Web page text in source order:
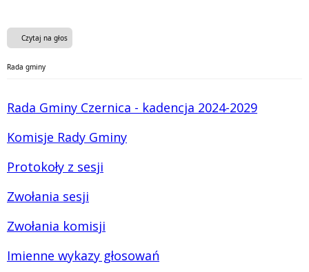
Czytaj na głos
Rada gminy
Rada Gminy Czernica - kadencja 2024-2029
Komisje Rady Gminy
Protokoły z sesji
Zwołania sesji
Zwołania komisji
Imienne wykazy głosowań